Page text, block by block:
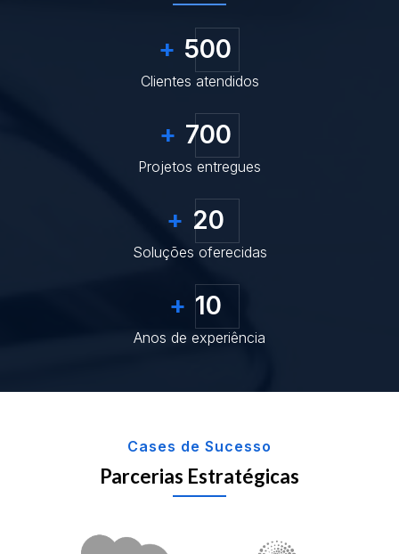
+ 500
Clientes atendidos
+ 700
Projetos entregues
+ 20
Soluções oferecidas
+ 10
Anos de experiência
Cases de Sucesso
Parcerias Estratégicas